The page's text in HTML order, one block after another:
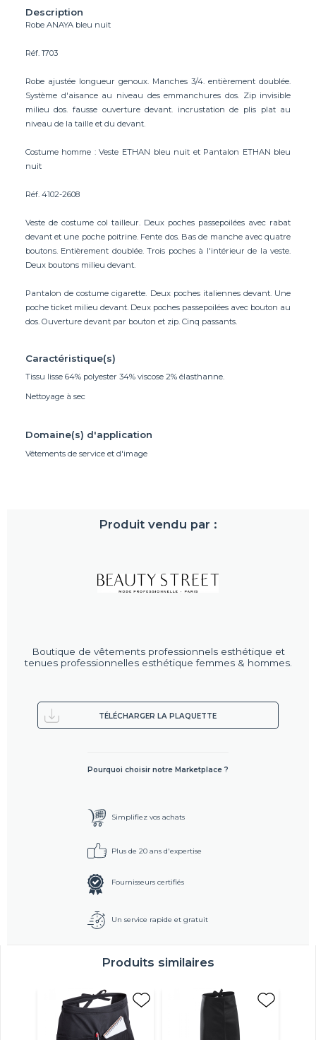
Description
Robe ANAYA bleu nuit
Réf. 1703
Robe ajustée longueur genoux. Manches 3/4. entièrement doublée.
Système d'aisance au niveau des emmanchures dos. Zip invisible
milieu dos. fausse ouverture devant. incrustation de plis plat au
niveau de la taille et du devant.
Costume homme : Veste ETHAN bleu nuit et Pantalon ETHAN bleu
nuit
Réf. 4102-2608
Veste de costume col tailleur. Deux poches passepoilées avec rabat
devant et une poche poitrine. Fente dos. Bas de manche avec quatre
boutons. Entièrement doublée. Trois poches à l'intérieur de la veste.
Deux boutons milieu devant.
Pantalon de costume cigarette. Deux poches italiennes devant. Une
poche ticket milieu devant. Deux poches passepoilées avec bouton au
dos. Ouverture devant par bouton et zip. Cinq passants.
Caractéristique(s)
Tissu lisse 64% polyester 34% viscose 2% élasthanne.
Nettoyage à sec
Domaine(s) d'application
Vêtements de service et d'image
Produit vendu par :
Boutique de vêtements professionnels esthétique et
tenues professionnelles esthétique femmes & hommes.
TÉLÉCHARGER LA PLAQUETTE
Pourquoi choisir notre Marketplace ?
Simplifiez vos achats
Plus de 20 ans d'expertise
Fournisseurs certifiés
Un service rapide et gratuit
Produits similaires